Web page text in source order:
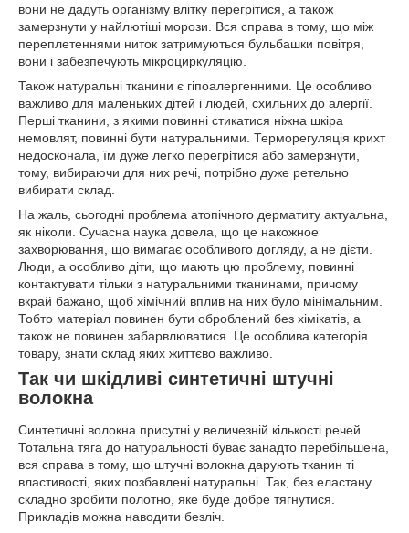
вони не дадуть організму влітку перегрітися, а також
замерзнути у найлютіші морози. Вся справа в тому, що між
переплетеннями ниток затримуються бульбашки повітря,
вони і забезпечують мікроциркуляцію.
Також натуральні тканини є гіпоалергенними. Це особливо
важливо для маленьких дітей і людей, схильних до алергії.
Перші тканини, з якими повинні стикатися ніжна шкіра
немовлят, повинні бути натуральними. Терморегуляція крихт
недосконала, їм дуже легко перегрітися або замерзнути,
тому, вибираючи для них речі, потрібно дуже ретельно
вибирати склад.
На жаль, сьогодні проблема атопічного дерматиту актуальна,
як ніколи. Сучасна наука довела, що це накожное
захворювання, що вимагає особливого догляду, а не дієти.
Люди, а особливо діти, що мають цю проблему, повинні
контактувати тільки з натуральними тканинами, причому
вкрай бажано, щоб хімічний вплив на них було мінімальним.
Тобто матеріал повинен бути оброблений без хімікатів, а
також не повинен забарвлюватися. Це особлива категорія
товару, знати склад яких життєво важливо.
Так чи шкідливі синтетичні штучні
волокна
Синтетичні волокна присутні у величезній кількості речей.
Тотальна тяга до натуральності буває занадто перебільшена,
вся справа в тому, що штучні волокна дарують тканин ті
властивості, яких позбавлені натуральні. Так, без еластану
складно зробити полотно, яке буде добре тягнутися.
Прикладів можна наводити безліч.